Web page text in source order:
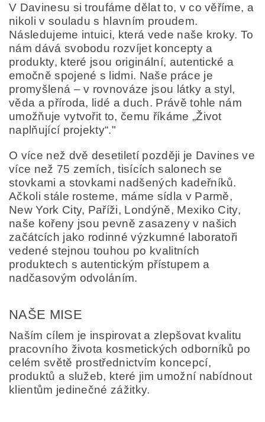
V Davinesu si troufáme dělat to, v co věříme, a
nikoli v souladu s hlavním proudem.
Následujeme intuici, která vede naše kroky. To
nám dává svobodu rozvíjet koncepty a
produkty, které jsou originální, autentické a
emočně spojené s lidmi. Naše práce je
promyšlená – v rovnováze jsou látky a styl,
věda a příroda, lidé a duch. Právě tohle nám
umožňuje vytvořit to, čemu říkáme „Život
naplňující projekty“."
O více než dvě desetiletí později je Davines ve
více než 75 zemích, tisících salonech se
stovkami a stovkami nadšených kadeřníků.
Ačkoli stále rosteme, máme sídla v Parmě,
New York City, Paříži, Londýně, Mexiko City,
naše kořeny jsou pevně zasazeny v našich
začátcích jako rodinné výzkumné laboratoři
vedené stejnou touhou po kvalitních
produktech s autentickým přístupem a
nadčasovým odvoláním.
NAŠE MISE
Naším cílem je inspirovat a zlepšovat kvalitu
pracovního života kosmetických odborníků po
celém světě prostřednictvím koncepcí,
produktů a služeb, které jim umožní nabídnout
klientům jedinečné zážitky.